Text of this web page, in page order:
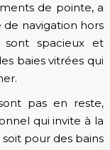
de pointe, a
navigation hors
spacieux et
baies vitrées qui
pas en reste,
qui invite à la
pour des bains